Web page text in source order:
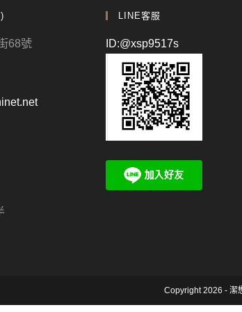
68號
LINE客服
ID:@xsp9517s
Copyright 2026 - 潔